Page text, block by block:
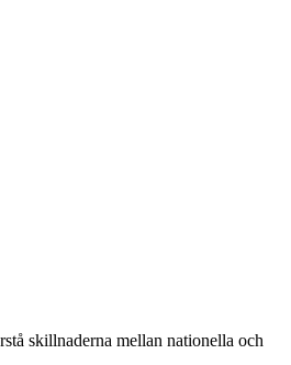
skillnaderna mellan nationella och